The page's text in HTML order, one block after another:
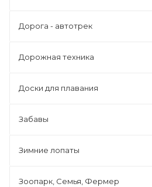
Дорога - автотрек
Дорожная техника
Доски для плавания
Забавы
Зимние лопаты
Зоопарк, Семья, Фермер